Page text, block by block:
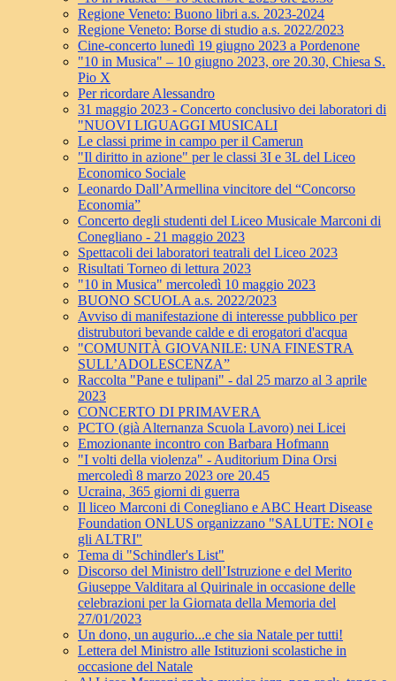
Regione Veneto: Buono libri a.s. 2023-2024
Regione Veneto: Borse di studio a.s. 2022/2023
Cine-concerto lunedì 19 giugno 2023 a Pordenone
"10 in Musica" – 10 giugno 2023, ore 20.30, Chiesa S.
Pio X
Per ricordare Alessandro
31 maggio 2023 - Concerto conclusivo dei laboratori di
"NUOVI LIGUAGGI MUSICALI
Le classi prime in campo per il Camerun
"Il diritto in azione" per le classi 3I e 3L del Liceo
Economico Sociale
Leonardo Dall’Armellina vincitore del “Concorso
Economia”
Concerto degli studenti del Liceo Musicale Marconi di
Conegliano - 21 maggio 2023
Spettacoli dei laboratori teatrali del Liceo 2023
Risultati Torneo di lettura 2023
"10 in Musica" mercoledì 10 maggio 2023
BUONO SCUOLA a.s. 2022/2023
Avviso di manifestazione di interesse pubblico per
distrubutori bevande calde e di erogatori d'acqua
"COMUNITÀ GIOVANILE: UNA FINESTRA
SULL’ADOLESCENZA”
Raccolta "Pane e tulipani" - dal 25 marzo al 3 aprile
2023
CONCERTO DI PRIMAVERA
PCTO (già Alternanza Scuola Lavoro) nei Licei
Emozionante incontro con Barbara Hofmann
"I volti della violenza" - Auditorium Dina Orsi
mercoledì 8 marzo 2023 ore 20.45
Ucraina, 365 giorni di guerra
Il liceo Marconi di Conegliano e ABC Heart Disease
Foundation ONLUS organizzano "SALUTE: NOI e
gli ALTRI"
Tema di "Schindler's List"
Discorso del Ministro dell’Istruzione e del Merito
Giuseppe Valditara al Quirinale in occasione delle
celebrazioni per la Giornata della Memoria del
27/01/2023
Un dono, un augurio...e che sia Natale per tutti!
Lettera del Ministro alle Istituzioni scolastiche in
occasione del Natale